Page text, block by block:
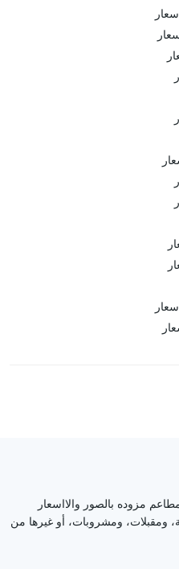
مزوده بالصور والااسعار
ومقبلات، ومشروبات، أو غيرها من